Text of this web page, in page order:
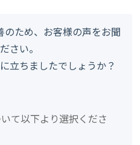
ため、お客様の声をお聞
さい。
立ちましたでしょうか？
て以下より選択くださ